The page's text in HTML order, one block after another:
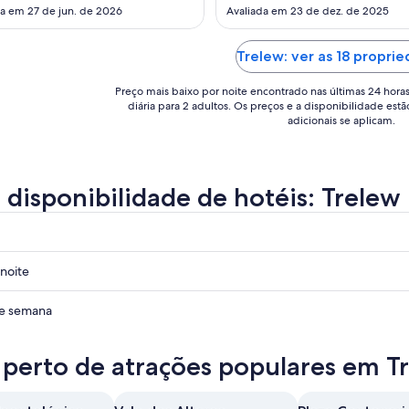
de
ago..
prestativos e muito
O restaurante do hotel e
em 27 de jun. de 2026
a
18
hotel. We met Paula and she was
recommendations for our day. I
we'd had more than our one
here and was sad to miss
Avaliada em 23 de dez. de 2025
Trelew: ver as 18
Preço mais baixo por noite encontrado nas últimas 24
diária para 2 adultos. Os preços e a disponibilidade
adicionais se aplicam.
disponibilidade de hotéis: Trelew
semana
de atrações populares em